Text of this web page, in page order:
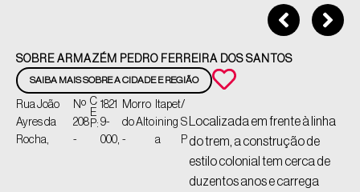
SOBRE ARMAZÉM PEDRO FERREIRA DOS SANTOS
SAIBA MAIS SOBRE A CIDADE E REGIÃO
Rua João
Ayres da
Rocha,
Nº
208
-
C
E
P:
1821
9-
000,
Morro
do Alto
-
Itapet
ining
a
/
S
P
Localizada em frente à linha
do trem, a construção de
estilo colonial tem cerca de
duzentos anos e carrega